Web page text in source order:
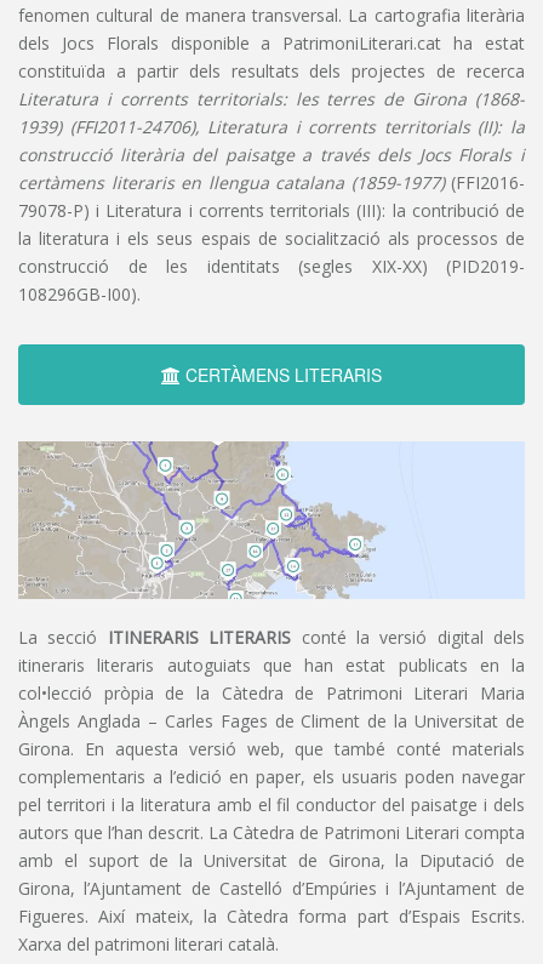
fenomen cultural de manera transversal. La cartografia literària
dels Jocs Florals disponible a PatrimoniLiterari.cat ha estat
constituïda a partir dels resultats dels projectes de recerca
Literatura i corrents territorials: les terres de Girona (1868-
1939) (FFI2011-24706), Literatura i corrents territorials (II): la
construcció literària del paisatge a través dels Jocs Florals i
certàmens literaris en llengua catalana (1859-1977)(FFI2016-
79078-P) i Literatura i corrents territorials (III): la contribució de
la literatura i els seus espais de socialització als processos de
construcció de les identitats (segles XIX-XX) (PID2019-
108296GB-I00).
CERTÀMENS LITERARIS
La secció ITINERARIS LITERARIS conté la versió digital dels
itineraris literaris autoguiats que han estat publicats en la
col•lecció pròpia de la Càtedra de Patrimoni Literari Maria
Àngels Anglada – Carles Fages de Climent de la Universitat de
Girona. En aquesta versió web, que també conté materials
complementaris a l’edició en paper, els usuaris poden navegar
pel territori i la literatura amb el fil conductor del paisatge i dels
autors que l’han descrit. La Càtedra de Patrimoni Literari compta
amb el suport de la Universitat de Girona, la Diputació de
Girona, l’Ajuntament de Castelló d’Empúries i l’Ajuntament de
Figueres. Així mateix, la Càtedra forma part d’Espais Escrits.
Xarxa del patrimoni literari català.